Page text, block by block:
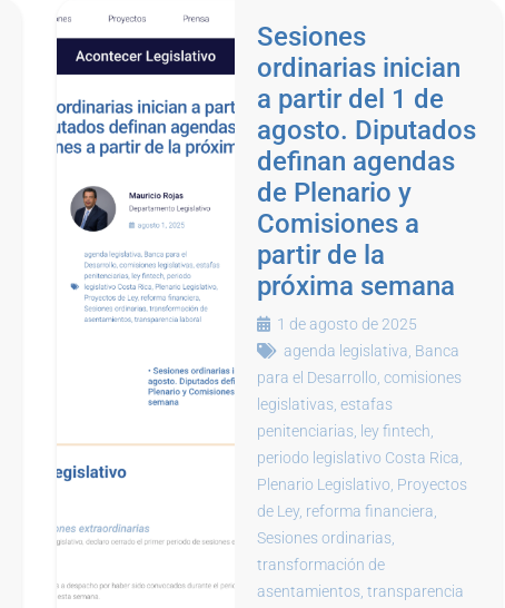
Sesiones
ordinarias inician
a partir del 1 de
agosto. Diputados
definan agendas
de Plenario y
Comisiones a
partir de la
próxima semana
1 de agosto de 2025
agenda legislativa Banca
para el Desarrollo comisiones
legislativas estafas
penitenciarias ley fintech
periodo legislativo Costa Rica
Plenario Legislativo Proyectos
de Ley, reforma financiera
Sesiones ordinarias
transformación de
asentamientos transparencia